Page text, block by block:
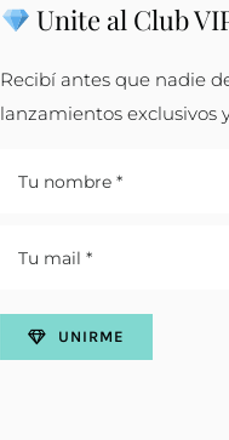
Unite al Club
Recibí antes que nadie
lanzamientos exclusivos
UNIRME